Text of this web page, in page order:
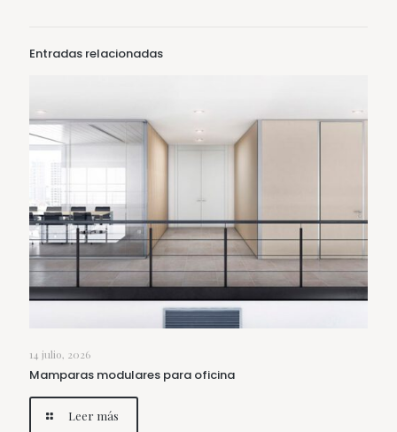
Entradas relacionadas
14 julio, 2026
Mamparas modulares para oficina
Leer más